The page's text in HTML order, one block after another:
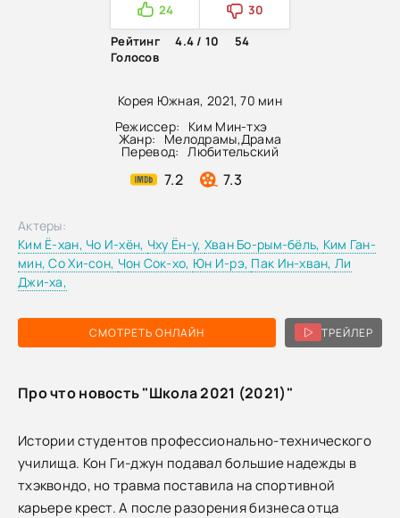
Корея Южная, 2021, 70 мин
Режиссер:
Ким Мин-тхэ
Жанр: Мелодрамы,Драма
Перевод: Любительский
7.2 7.3
24
30
Рейтинг
4.4 / 10
54
Голосов
СМОТРЕТЬ ОНЛАЙН ТРЕЙЛЕР
Актеры:
Ким Ё-хан, Чо И-хён, Чху Ён-у, Хван Бо-рым-бёль, Ким Ган-
мин,Со Хи-сон, Чон Сок-хо, Юн И-рэ, Пак Ин-хван,Ли
Джи-ха,
Про что новость "Школа 2021 (2021)"
Истории студентов профессионально-технического
училища. Кон Ги-джун подавал большие надежды в
тхэквондо, но травма поставила на спортивной
карьере крест. А после разорения бизнеса отца